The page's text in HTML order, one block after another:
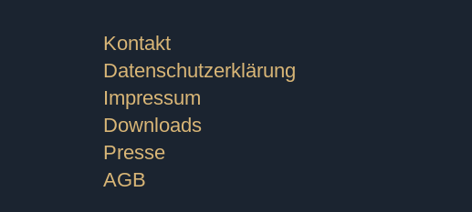
Kontakt
Datenschutzerklärung
Impressum
Downloads
Presse
AGB